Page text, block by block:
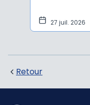
27 juil. 2026
Retour